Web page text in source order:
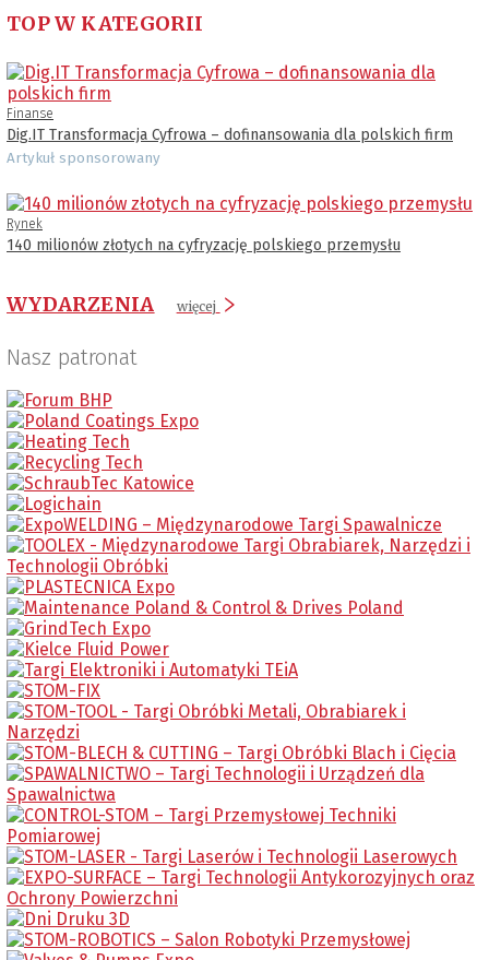
TOP W KATEGORII
Finanse
Dig.IT Transformacja Cyfrowa – dofinansowania dla polskich firm
Artykuł sponsorowany
Rynek
140 milionów złotych na cyfryzację polskiego przemysłu
WYDARZENIA więcej
Nasz patronat